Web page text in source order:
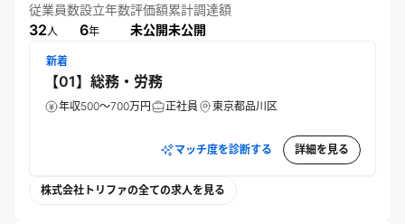
創造を理念に掲げる。台湾進出など東アジアを中心にグロー
バル展開を推進中。
従業員数
32人
設立年数
6年
評価額
未公開
累計調達額
未公開
新着
【01】総務・労務
年収500～700万円 正社員 東京都品川区
マッチ度を診断する 詳細を見る
株式会社トリファの全ての求人を見る